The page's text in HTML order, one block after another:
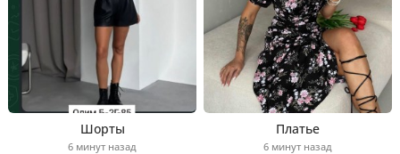
Шорты
6 минут назад
Платье
6 минут назад